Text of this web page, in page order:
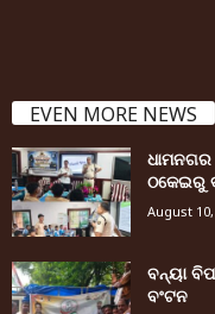
EVEN MORE NEWS
ଠକେଇରୁ
August
ବନ୍ୟା
ବଂଟନ